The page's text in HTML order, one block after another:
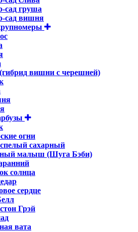
сад груша
сад вишня
вишни с черешней)
огни
сахарный
малыш (Шуга Бэби)
солнца
сердце
Грэй
вата